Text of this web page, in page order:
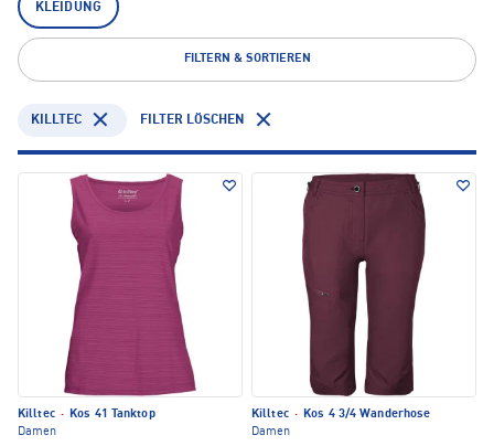
KLEIDUNG
FILTERN & SORTIEREN
KILLTEC FILTER LÖSCHEN
Killtec ·
Kos 41 Tanktop
Damen
Killtec ·
Kos 4 3/4 Wanderhose
Damen